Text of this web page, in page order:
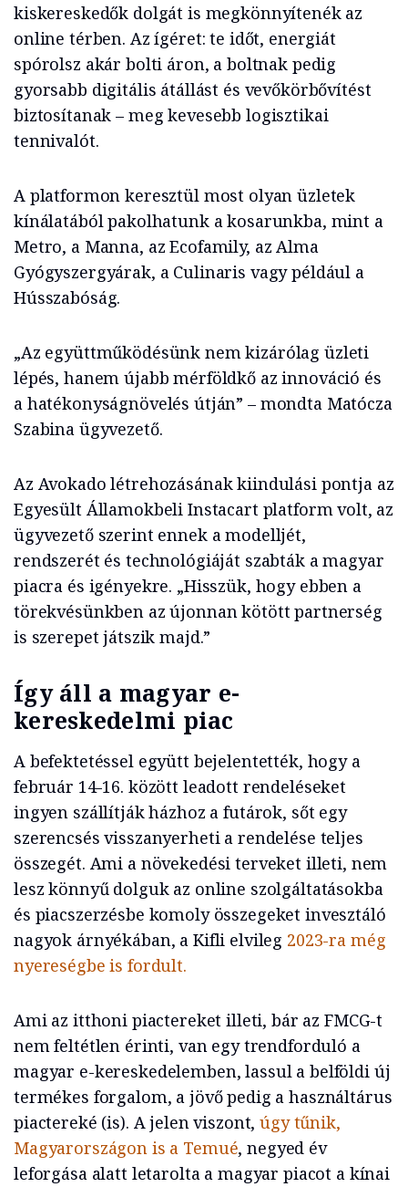
kiskereskedők dolgát is megkönnyítenék az
online térben. Az ígéret: te időt, energiát
spórolsz akár bolti áron, a boltnak pedig
gyorsabb digitális átállást és vevőkörbővítést
biztosítanak – meg kevesebb logisztikai
tennivalót.
A platformon keresztül most olyan üzletek
kínálatából pakolhatunk a kosarunkba, mint a
Metro, a Manna, az Ecofamily, az Alma
Gyógyszergyárak, a Culinaris vagy például a
Hússzabóság.
„Az együttműködésünk nem kizárólag üzleti
lépés, hanem újabb mérföldkő az innováció és
a hatékonyságnövelés útján” – mondta Matócza
Szabina ügyvezető.
Az Avokado létrehozásának kiindulási pontja az
Egyesült Államokbeli Instacart platform volt, az
ügyvezető szerint ennek a modelljét,
rendszerét és technológiáját szabták a magyar
piacra és igényekre. „Hisszük, hogy ebben a
törekvésünkben az újonnan kötött partnerség
is szerepet játszik majd.”
Így áll a magyar e-
kereskedelmi piac
A befektetéssel együtt bejelentették, hogy a
február 14-16. között leadott rendeléseket
ingyen szállítják házhoz a futárok, sőt egy
szerencsés visszanyerheti a rendelése teljes
összegét. Ami a növekedési terveket illeti, nem
lesz könnyű dolguk az online szolgáltatásokba
és piacszerzésbe komoly összegeket invesztáló
nagyok árnyékában, a Kifli elvileg 2023-ra még
nyereségbe is fordult.
Ami az itthoni piactereket illeti, bár az FMCG-t
nem feltétlen érinti, van egy trendforduló a
magyar e-kereskedelemben, lassul a belföldi új
termékes forgalom, a jövő pedig a használtárus
piactereké (is). A jelen viszont,úgy tűnik,
Magyarországon is a Temué, negyed év
leforgása alatt letarolta a magyar piacot a kínai